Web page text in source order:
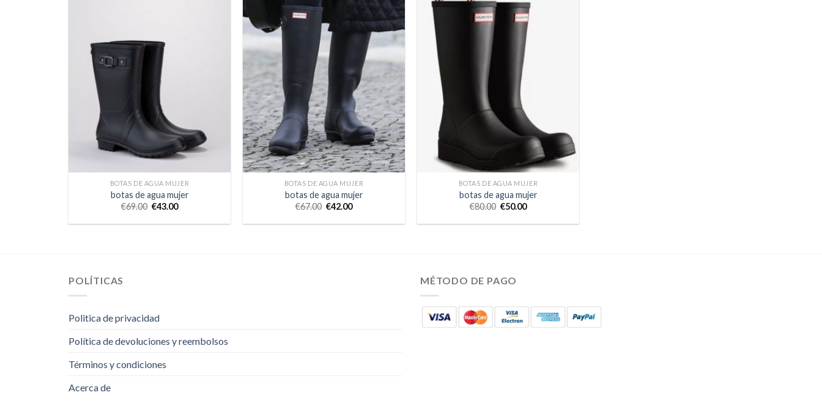
BOTAS DE AGUA MUJER
botas de agua mujer
€69.00 €43.00
BOTAS DE AGUA MUJER
botas de agua mujer
€67.00 €42.00
BOTAS DE AGUA MUJER
botas de agua mujer
€80.00 €50.00
POLÍTICAS
Politica de privacidad
Política de devoluciones y reembolsos
Términos y condiciones
Acerca de
MÉTODO DE PAGO